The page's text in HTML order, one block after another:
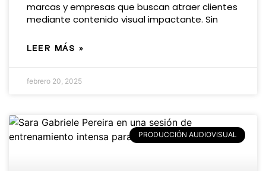
marcas y empresas que buscan atraer clientes
mediante contenido visual impactante. Sin
LEER MÁS »
febrero 20, 2025
PRODUCCIÓN AUDIOVISUAL